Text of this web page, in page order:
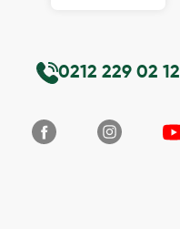
0212 229 02 12